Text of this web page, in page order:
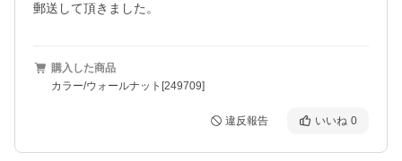
郵送して頂きました。
購入した商品
カラー/ウォールナット[249709]
違反報告 いいね 0